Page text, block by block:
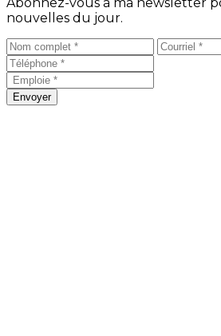
Abonnez-vous à ma newsletter
nouvelles du jour.
Envoyer